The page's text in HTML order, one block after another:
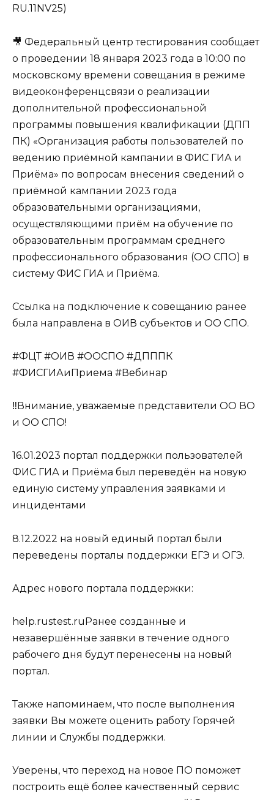
🎥 Федеральный центр тестирования сообщает
о проведении 18 января 2023 года в 10:00 по
московскому времени совещания в режиме
видеоконференцсвязи о реализации
дополнительной профессиональной
программы повышения квалификации (ДПП
ПК) «Организация работы пользователей по
ведению приёмной кампании в ФИС ГИА и
Приёма» по вопросам внесения сведений о
приёмной кампании 2023 года
образовательными организациями,
осуществляющими приём на обучение по
образовательным программам среднего
профессионального образования (ОО СПО) в
систему ФИС ГИА и Приёма.
Ссылка на подключение к совещанию ранее
была направлена в ОИВ субъектов и ОО СПО.
#ФЦТ #ОИВ #ООСПО #ДПППК
#ФИСГИАиПриема #Вебинар
‼️Внимание, уважаемые представители ОО ВО
и ОО СПО!
16.01.2023 портал поддержки пользователей
ФИС ГИА и Приёма был переведён на новую
единую систему управления заявками и
инцидентами
8.12.2022 на новый единый портал были
переведены порталы поддержки ЕГЭ и ОГЭ.
Адрес нового портала поддержки:
help.rustest.ruРанее созданные и
незавершённые заявки в течение одного
рабочего дня будут перенесены на новый
портал.
Также напоминаем, что после выполнения
заявки Вы можете оценить работу Горячей
линии и Cлужбы поддержки.
Уверены, что переход на новое ПО поможет
построить ещё более качественный сервис